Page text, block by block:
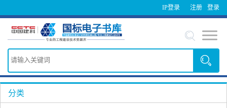
IP登录 登录
注册
分类